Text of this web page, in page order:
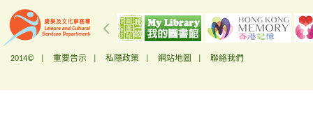
2014© | 重要告示 私隱政策 網站地圖 聯絡我們